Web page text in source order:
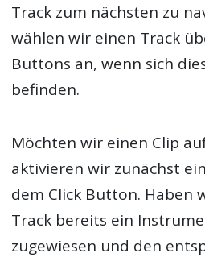
Track zum nächsten zu
wählen wir einen Track
Buttons an, wenn sich
befinden.
Möchten wir einen Clip
aktivieren wir zunächst
dem Click Button. Haben
Track bereits ein
zugewiesen und den